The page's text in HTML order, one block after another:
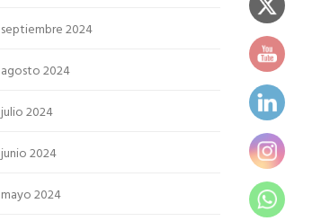
septiembre 2024
agosto 2024
julio 2024
junio 2024
mayo 2024